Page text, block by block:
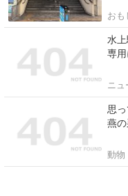
おも
水
専
ニュ
思
燕
動物